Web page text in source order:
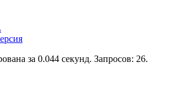
за 0.044 секунд. Запросов: 26.